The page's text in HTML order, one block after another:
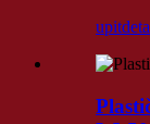
upit